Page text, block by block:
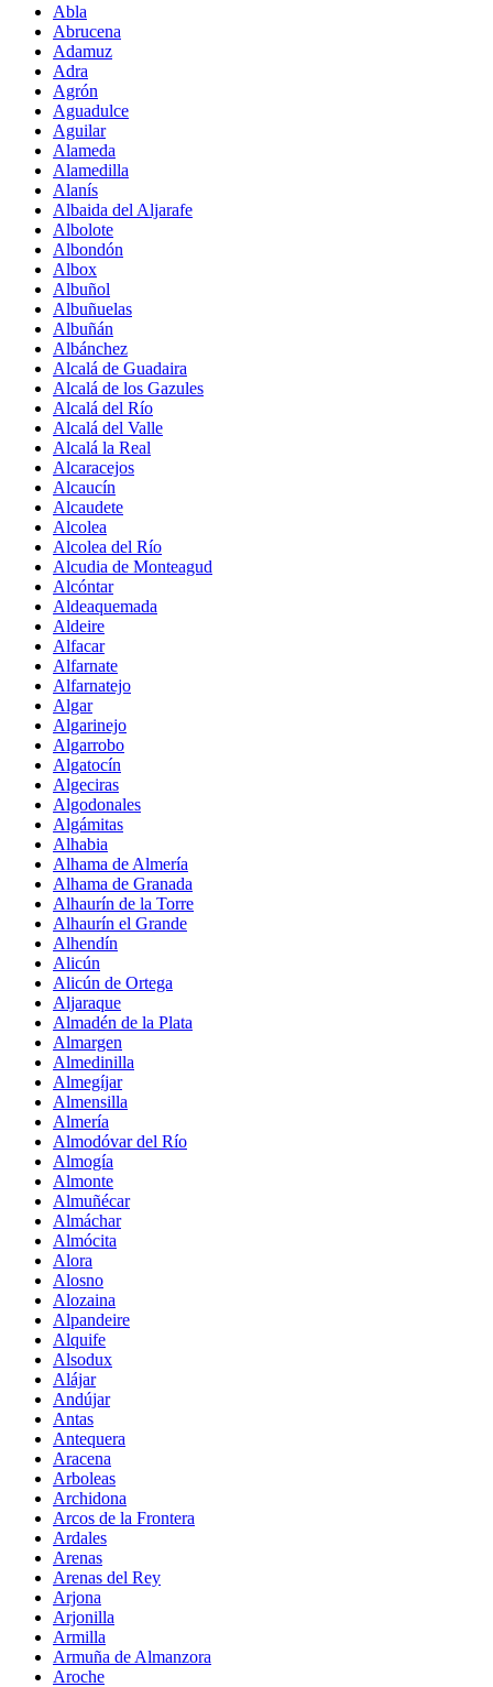
Abla
Abrucena
Adamuz
Adra
Agrón
Aguadulce
Aguilar
Alameda
Alamedilla
Alanís
Albaida del Aljarafe
Albolote
Albondón
Albox
Albuñol
Albuñuelas
Albuñán
Albánchez
Alcalá de Guadaira
Alcalá de los Gazules
Alcalá del Río
Alcalá del Valle
Alcalá la Real
Alcaracejos
Alcaucín
Alcaudete
Alcolea
Alcolea del Río
Alcudia de Monteagud
Alcóntar
Aldeaquemada
Aldeire
Alfacar
Alfarnate
Alfarnatejo
Algar
Algarinejo
Algarrobo
Algatocín
Algeciras
Algodonales
Algámitas
Alhabia
Alhama de Almería
Alhama de Granada
Alhaurín de la Torre
Alhaurín el Grande
Alhendín
Alicún
Alicún de Ortega
Aljaraque
Almadén de la Plata
Almargen
Almedinilla
Almegíjar
Almensilla
Almería
Almodóvar del Río
Almogía
Almonte
Almuñécar
Almáchar
Almócita
Alora
Alosno
Alozaina
Alpandeire
Alquife
Alsodux
Alájar
Andújar
Antas
Antequera
Aracena
Arboleas
Archidona
Arcos de la Frontera
Ardales
Arenas
Arenas del Rey
Arjona
Arjonilla
Armilla
Armuña de Almanzora
Aroche